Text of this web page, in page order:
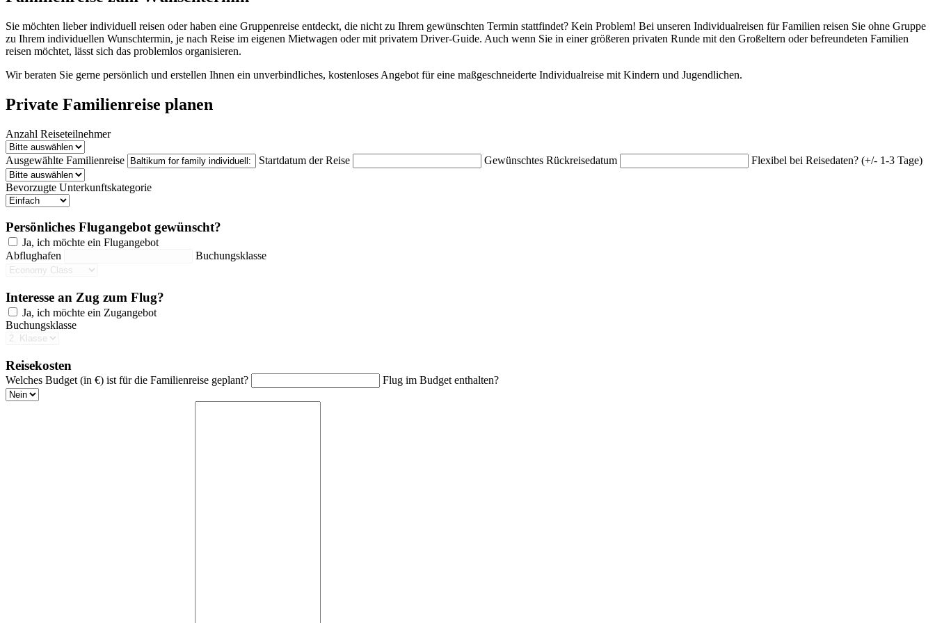
Sie möchten lieber individuell reisen oder haben eine Gruppenreise entdeckt, die nicht zu Ihrem gewünschten Termin stattfindet? Kein Problem! Bei unseren Individualreisen für Familien reisen Sie ohne Gruppe
zu Ihrem individuellen Wunschtermin, je nach Reise im eigenen Mietwagen oder mit privatem Driver-Guide. Auch wenn Sie in einer größeren privaten Runde mit den Großeltern oder befreundeten Familien
reisen möchtet, lässt sich das problemlos organisieren.
Wir beraten Sie gerne persönlich und erstellen Ihnen ein unverbindliches, kostenloses Angebot für eine maßgeschneiderte Individualreise mit Kindern und Jugendlichen.
Private Familienreise planen
Anzahl Reiseteilnehmer
Ausgewählte Familienreise Startdatum der Reise Gewünschtes Rückreisedatum Flexibel bei Reisedaten? (+/- 1-3 Tage)
Bevorzugte Unterkunftskategorie
Persönliches Flugangebot gewünscht?
Ja, ich möchte ein Flugangebot
Abflughafen
Buchungsklasse
Interesse an Zug zum Flug?
Ja, ich möchte ein Zugangebot
Buchungsklasse
Reisekosten
Welches Budget (in €) ist für die Familienreise geplant? Flug im Budget enthalten?